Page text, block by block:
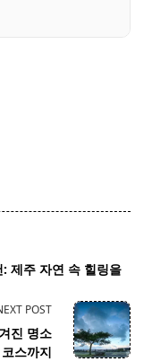
제주 자연 속 힐링을
POST
진 명소
스까지